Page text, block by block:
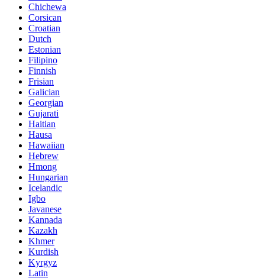
Chichewa
Corsican
Croatian
Dutch
Estonian
Filipino
Finnish
Frisian
Galician
Georgian
Gujarati
Haitian
Hausa
Hawaiian
Hebrew
Hmong
Hungarian
Icelandic
Igbo
Javanese
Kannada
Kazakh
Khmer
Kurdish
Kyrgyz
Latin